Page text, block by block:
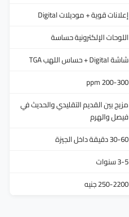
إعلانات قوية + موديلات Digital
اللوحات الإلكترونية حساسة
شاشة Digital + حساس اللهب TGA
200-300 ppm
مزيج بين القديم التقليدي والحديث في
فيصل والهرم
30-60 دقيقة داخل الجيزة
3-5 سنوات
250-2200 جنيه